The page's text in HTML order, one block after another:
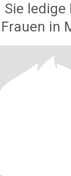
Frauen in